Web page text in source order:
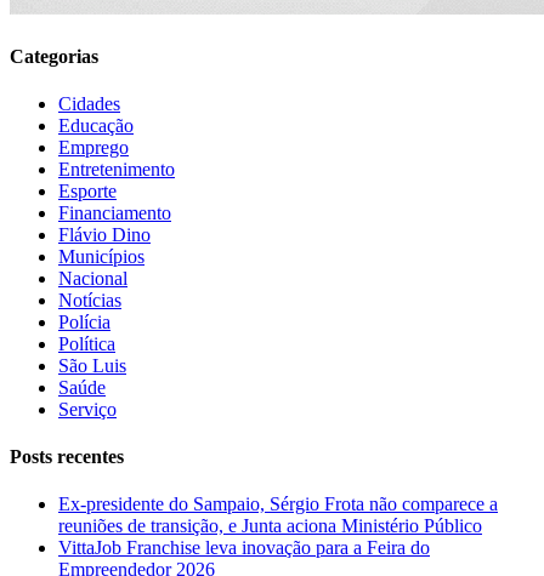
Categorias
Cidades
Educação
Emprego
Entretenimento
Esporte
Financiamento
Flávio Dino
Municípios
Nacional
Notícias
Polícia
Política
São Luis
Saúde
Serviço
Posts recentes
Ex-presidente do Sampaio, Sérgio Frota não comparece a
reuniões de transição, e Junta aciona Ministério Público
VittaJob Franchise leva inovação para a Feira do
Empreendedor 2026